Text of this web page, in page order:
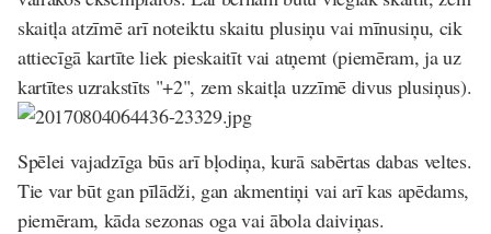
skaitļa atzīmē arī noteiktu skaitu plusiņu vai mīnusiņu, cik
attiecīgā kartīte liek pieskaitīt vai atņemt (piemēram, ja uz
kartītes uzrakstīts "+2", zem skaitļa uzzīmē divus plusiņus).
Spēlei vajadzīga būs arī bļodiņa, kurā sabērtas dabas veltes.
Tie var būt gan pīlādži, gan akmentiņi vai arī kas apēdams,
piemēram, kāda sezonas oga vai ābola daiviņas.